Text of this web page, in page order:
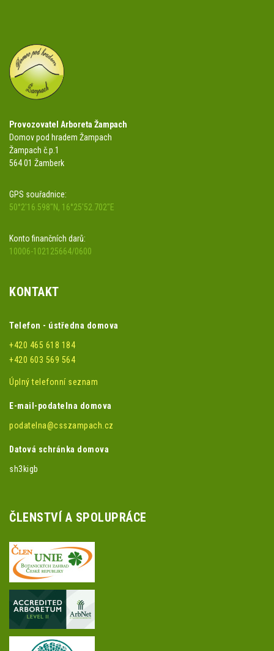
Provozovatel Arboreta Žampach
Domov pod hradem Žampach
Žampach č.p.1
564 01 Žamberk
GPS souřadnice:
50°2'16.598"N, 16°25'52.702"E
Konto finančních darů:
10006-102125664/0600
KONTAKT
Telefon - ústředna domova
+420 465 618 184
+420 603 569 564
Úplný telefonní seznam
E-mail-podatelna domova
podatelna@csszampach.cz
Datová schránka domova
sh3kigb
ČLENSTVÍ A SPOLUPRÁCE